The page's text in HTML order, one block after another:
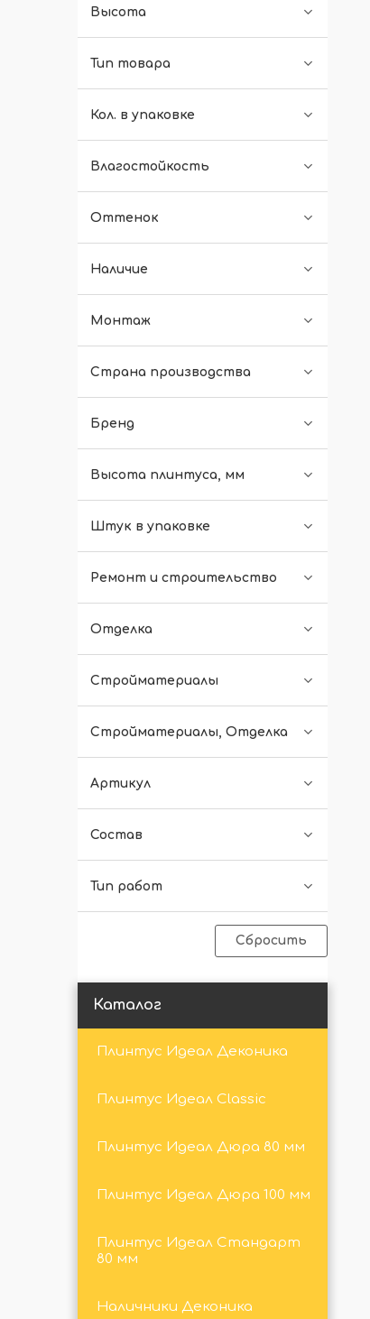
Высота
Тип товара
Кол. в упаковке
Влагостойкость
Оттенок
Наличие
Монтаж
Страна производства
Бренд
Высота плинтуса, мм
Штук в упаковке
Ремонт и строительство
Отделка
Стройматериалы
Стройматериалы, Отделка
Артикул
Состав
Тип работ
Сбросить
Каталог
Плинтус Идеал Деконика
Плинтус Идеал Classic
Плинтус Идеал Дюра 80 мм
Плинтус Идеал Дюра 100 мм
Плинтус Идеал Стандарт
80 мм
Наличники Деконика